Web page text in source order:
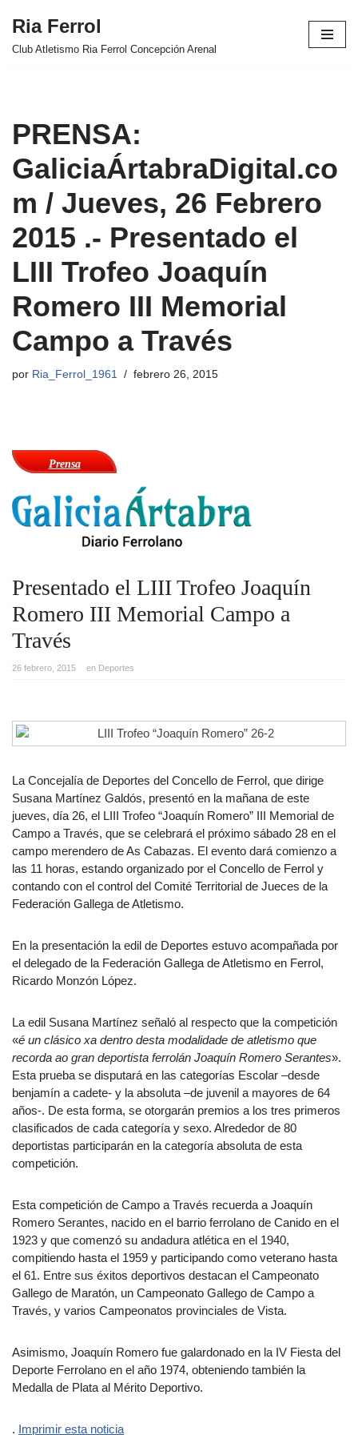
Saltar
Ria Ferrol
Club Atletismo Ria Ferrol Concepción Arenal
PRENSA:
GaliciaÁrtabraDigital.co
m / Jueves, 26 Febrero
2015 .- Presentado el
LIII Trofeo Joaquín
Romero III Memorial
Campo a Través
por Ria_Ferrol_1961 febrero 26, 2015
Prensa
Presentado el LIII Trofeo Joaquín
Romero III Memorial Campo a
Través
26 febrero, 2015 en Deportes
La Concejalía de Deportes del Concello de Ferrol, que dirige
Susana Martínez Galdós, presentó en la mañana de este
jueves, día 26, el LIII Trofeo “Joaquín Romero” III Memorial de
Campo a Través, que se celebrará el próximo sábado 28 en el
campo merendero de As Cabazas. El evento dará comienzo a
las 11 horas, estando organizado por el Concello de Ferrol y
contando con el control del Comité Territorial de Jueces de la
Federación Gallega de Atletismo.
En la presentación la edil de Deportes estuvo acompañada por
el delegado de la Federación Gallega de Atletismo en Ferrol,
Ricardo Monzón López.
La edil Susana Martínez señaló al respecto que la competición
«é un clásico xa dentro desta modalidade de atletismo que
recorda ao gran deportista ferrolán Joaquín Romero Serantes».
Esta prueba se disputará en las categorías Escolar –desde
benjamín a cadete- y la absoluta –de juvenil a mayores de 64
años-. De esta forma, se otorgarán premios a los tres primeros
clasificados de cada categoría y sexo. Alrededor de 80
deportistas participarán en la categoría absoluta de esta
competición.
Esta competición de Campo a Través recuerda a Joaquín
Romero Serantes, nacido en el barrio ferrolano de Canido en el
1923 y que comenzó su andadura atlética en el 1940,
compitiendo hasta el 1959 y participando como veterano hasta
el 61. Entre sus éxitos deportivos destacan el Campeonato
Gallego de Maratón, un Campeonato Gallego de Campo a
Través, y varios Campeonatos provinciales de Vista.
Asimismo, Joaquín Romero fue galardonado en la IV Fiesta del
Deporte Ferrolano en el año 1974, obteniendo también la
Medalla de Plata al Mérito Deportivo.
. Imprimir esta noticia